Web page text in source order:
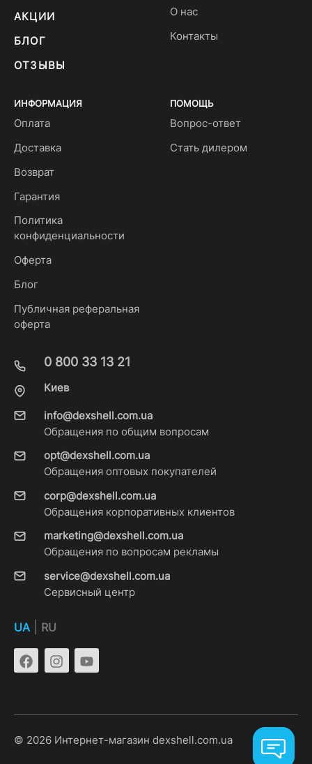
АКЦИИ
БЛОГ
ОТЗЫВЫ
О нас
Контакты
ИНФОРМАЦИЯ
Оплата
Доставка
Возврат
Гарантия
Политика
конфиденциальности
Оферта
Блог
Публичная реферальная
оферта
ПОМОЩЬ
Вопрос-ответ
Стать дилером
0 800 33 13 21
Киев
info@dexshell.com.ua
Обращения по общим вопросам
opt@dexshell.com.ua
Обращения оптовых покупателей
corp@dexshell.com.ua
Обращения корпоративных клиентов
marketing@dexshell.com.ua
Обращения по вопросам рекламы
service@dexshell.com.ua
Сервисный центр
UA RU
© 2026 Интернет-магазин dexshell.com.ua